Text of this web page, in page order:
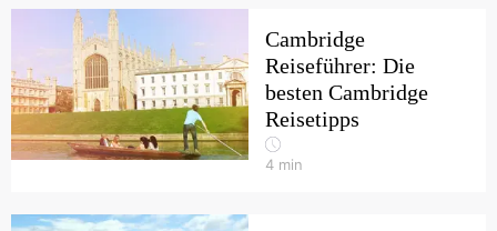
Cambridge
Reiseführer: Die
besten Cambridge
Reisetipps
4 min